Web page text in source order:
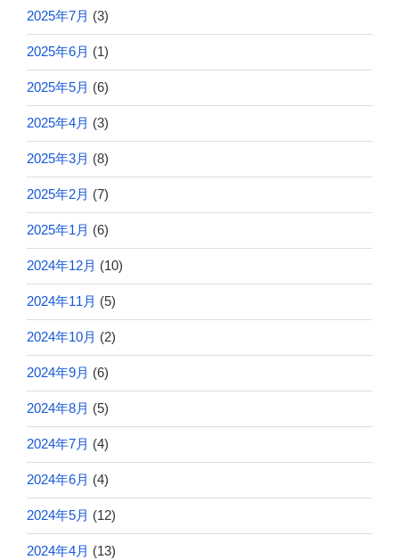
2025年7月 (3)
2025年6月 (1)
2025年5月 (6)
2025年4月 (3)
2025年3月 (8)
2025年2月 (7)
2025年1月 (6)
2024年12月 (10)
2024年11月 (5)
2024年10月 (2)
2024年9月 (6)
2024年8月 (5)
2024年7月 (4)
2024年6月 (4)
2024年5月 (12)
2024年4月 (13)